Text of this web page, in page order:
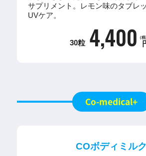
サプリメント。レモン味のタブレ
UVケア。
30粒 4,400 （
Co-medical+
COボディミルク